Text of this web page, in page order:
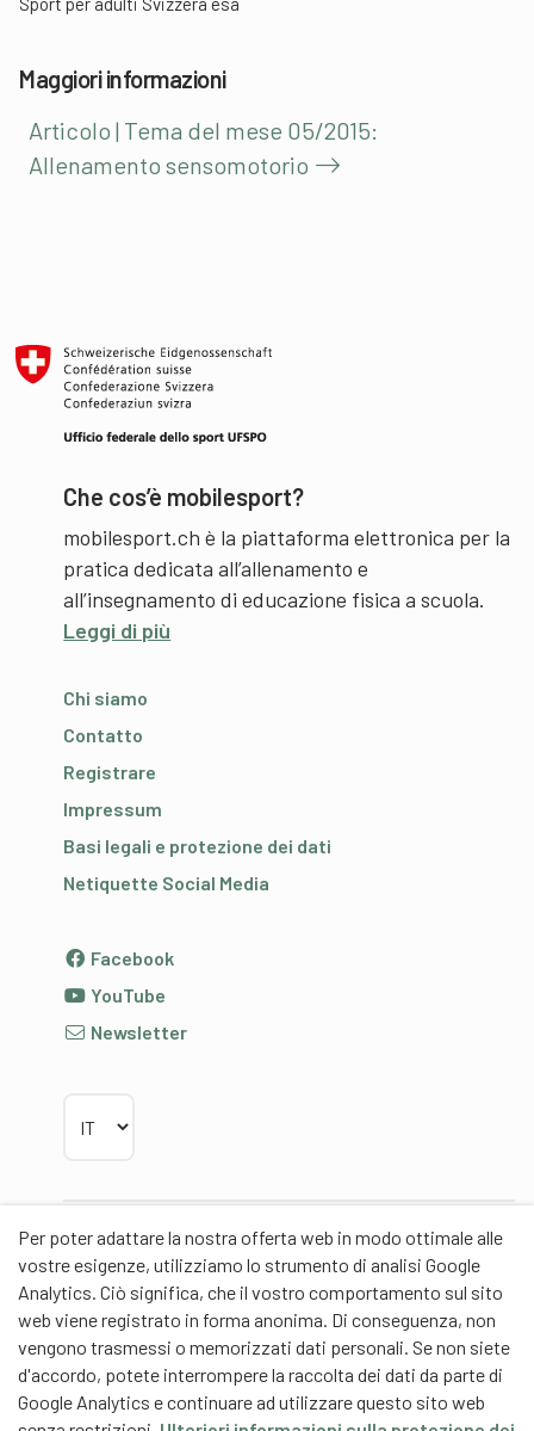
Per poter adattare la nostra offerta web in modo ottimale alle
vostre esigenze, utilizziamo lo strumento di analisi Google
Analytics. Ciò significa, che il vostro comportamento sul sito
web viene registrato in forma anonima. Di conseguenza, non
vengono trasmessi o memorizzati dati personali. Se non siete
d'accordo, potete interrompere la raccolta dei dati da parte di
Google Analytics e continuare ad utilizzare questo sito web
Maggiori informazioni
Articolo | Tema del mese 05/2015:
Allenamento sensomotorio
Che cos’è mobilesport?
mobilesport.ch è la piattaforma elettronica per la
pratica dedicata all’allenamento e
all’insegnamento di educazione fisica a scuola.
Leggi di più
Chi siamo
Contatto
Registrare
Impressum
Basi legali e protezione dei dati
Netiquette Social Media
Facebook
YouTube
Newsletter
Partner
Partner di contenuti